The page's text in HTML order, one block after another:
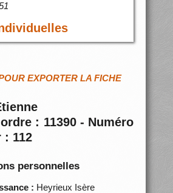
EXPORTER LA FICHE
: 11390 - Numéro
: 112
personnelles
: Heyrieux Isère